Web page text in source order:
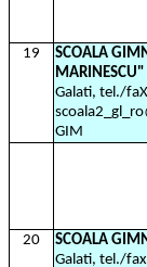
19
SCOALA
MARINESCU"
Galati, tel./
GIM
20
SCOALA
Galati, tel./